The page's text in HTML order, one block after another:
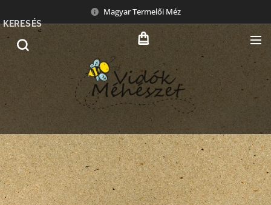
Magyar Termelői Méz
KERESÉS